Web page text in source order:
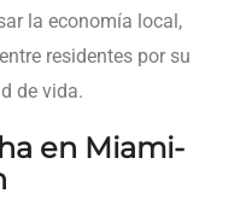
la economía local,
residentes por su
de vida.
en Miami-